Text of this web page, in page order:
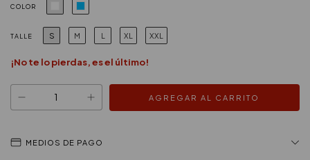
COLOR
TALLE S M L XL XXL
¡No te lo pierdas, es el último!
MEDIOS DE PAGO